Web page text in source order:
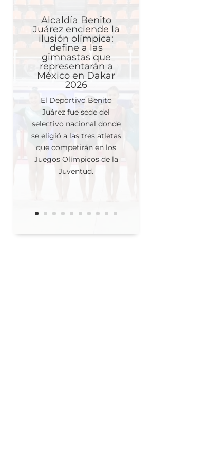
Alcaldía Benito
Juárez enciende la
ilusión olímpica:
define a las
gimnastas que
representarán a
México en Dakar
2026
El Deportivo Benito
Juárez fue sede del
selectivo nacional donde
se eligió a las tres atletas
que competirán en los
Juegos Olímpicos de la
Juventud.